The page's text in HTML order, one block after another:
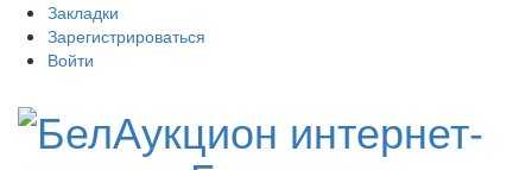
Закладки
Зарегистрироваться
Войти